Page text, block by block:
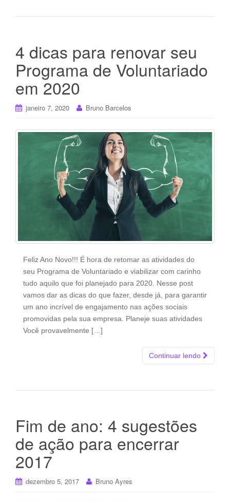
4 dicas para renovar seu
Programa de Voluntariado
em 2020
janeiro 7, 2020 Bruno Barcelos
Feliz Ano Novo!!! É hora de retomar as atividades do
seu Programa de Voluntariado e viabilizar com carinho
tudo aquilo que foi planejado para 2020. Nesse post
vamos dar as dicas do que fazer, desde já, para garantir
um ano incrível de engajamento nas ações sociais
promovidas pela sua empresa. Planeje suas atividades
Você provavelmente […]
Continuar lendo
Fim de ano: 4 sugestões
de ação para encerrar
2017
dezembro 5, 2017 Bruno Ayres